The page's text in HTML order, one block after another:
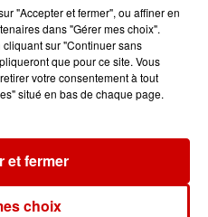
physalies sur des
"Accepter et fermer", ou affiner en
dans "Gérer mes choix".
sur "Continuer sans
que pour ce site. Vous
votre consentement à tout
situé en bas de chaque page.
choix
et fermer